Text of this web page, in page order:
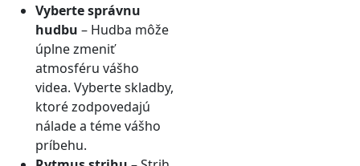
Vyberte správnu
hudbu – Hudba môže
úplne zmeniť
atmosféru vášho
videa. Vyberte skladby,
ktoré zodpovedajú
nálade a téme vášho
príbehu.